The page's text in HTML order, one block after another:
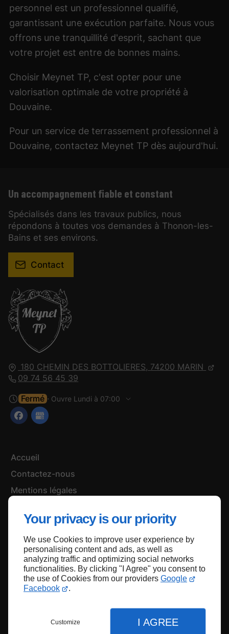
Your privacy is our priority
We use Cookies to improve user experience by
personalising content and ads, as well as
analyzing traffic and optimizing social networks
functionalities. By clicking "I Agree" you consent to
the use of Cookies from our providers Google
Facebook
.
Customize I AGREE
personnel est un professionnel qualifié,
garantissant une exécution parfaite. Nous vous
offrons une tranquillité d'esprit, sachant que
votre projet est entre de bonnes mains.
Choisir Meynet TP, c'est opter pour une
valorisation optimale de votre propriété à
Douvaine.
Pour un service de terrassement professionnel à
Douvaine, contactez Meynet TP dès aujourd'hui.
180 CHEMIN DES BOTTOLIERES, 74200 MARIN
09 74 56 45 39
Fermé ⋅ Ouvre Lundi à 07:00
Accueil
Contactez-nous
Mentions légales
Un accompagnement fiable et constant
Spécialisés dans les travaux publics, nous
répondons à toutes vos demandes à Thonon-les-
Bains et ses environs.
Contact
Haut de page